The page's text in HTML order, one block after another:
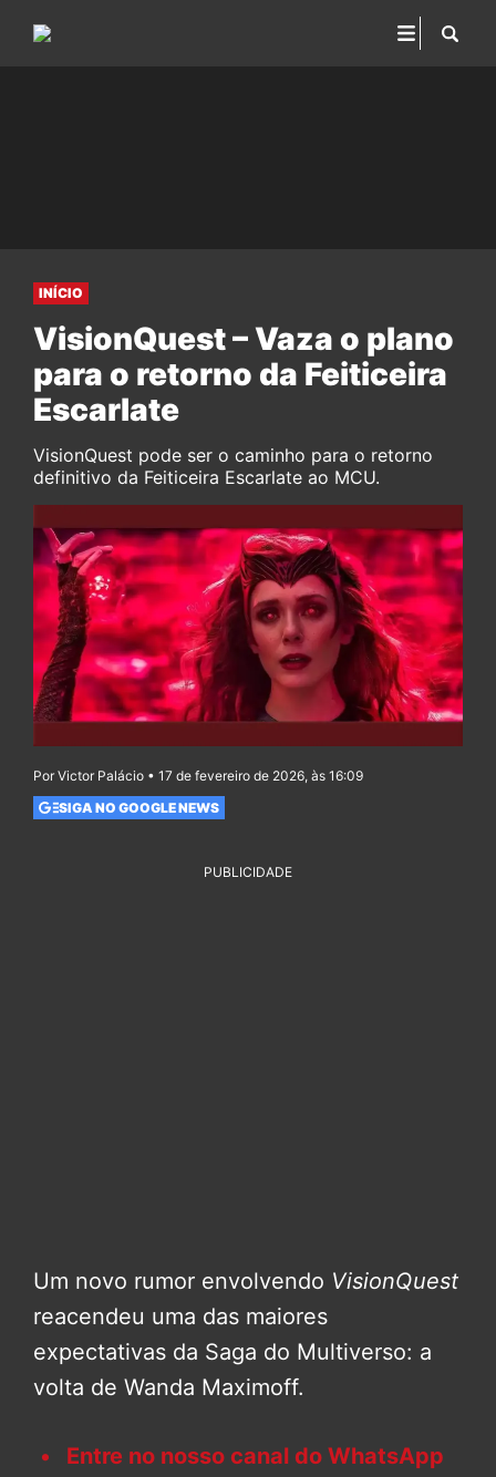
INÍCIO
VisionQuest – Vaza o plano
para o retorno da Feiticeira
Escarlate
VisionQuest pode ser o caminho para o retorno
definitivo da Feiticeira Escarlate ao MCU.
Por Victor Palácio • 17 de fevereiro de 2026, às 16:09
SIGA NO GOOGLE NEWS
PUBLICIDADE
Um novo rumor envolvendo VisionQuest
reacendeu uma das maiores
expectativas da Saga do Multiverso: a
volta de Wanda Maximoff.
Entre no nosso canal do WhatsApp